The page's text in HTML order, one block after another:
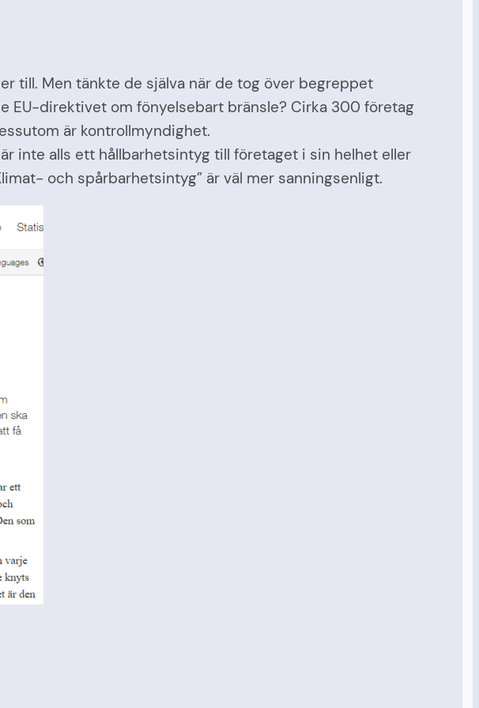
till. Men tänkte de själva när de tog över begreppet
EU-direktivet om fönyelsebart bränsle? Cirka 300 företag
är kontrollmyndighet.
inte alls ett hållbarhetsintyg till företaget i sin helhet eller
och spårbarhetsintyg” är väl mer sanningsenligt.